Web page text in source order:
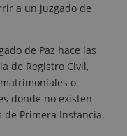
a un juzgado de
de Paz hace las
de Registro Civil,
o
donde no existen
de Primera Instancia.